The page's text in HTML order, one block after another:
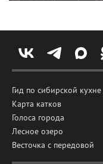
Гид по сибирской кухне
Карта катков
Голоса города
Лесное озеро
Весточка с передовой